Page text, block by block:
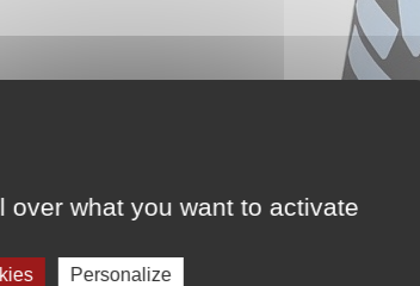
what you want to activate
Personalize